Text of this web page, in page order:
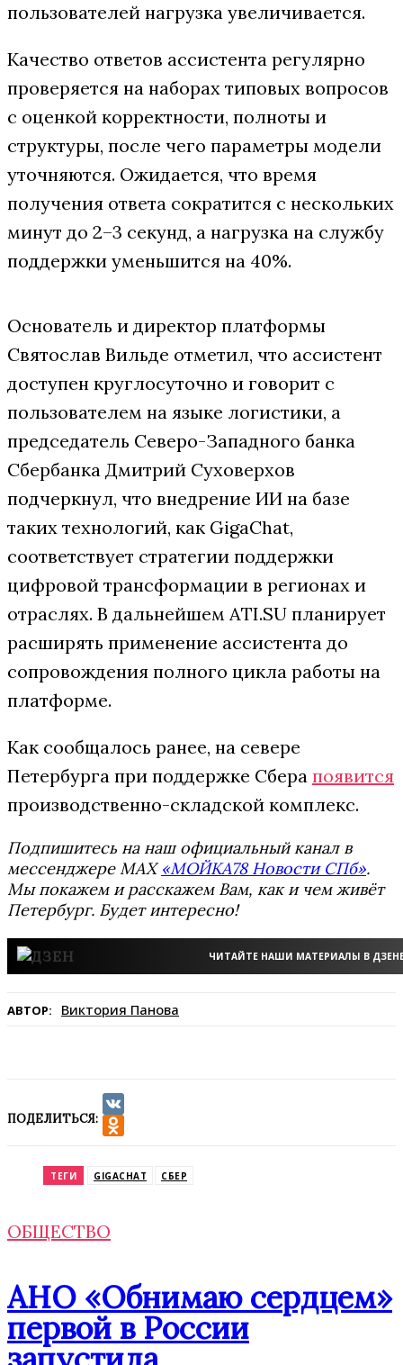
пользователей нагрузка увеличивается.
Качество ответов ассистента регулярно
проверяется на наборах типовых вопросов
с оценкой корректности, полноты и
структуры, после чего параметры модели
уточняются. Ожидается, что время
получения ответа сократится с нескольких
минут до 2–3 секунд, а нагрузка на службу
поддержки уменьшится на 40%.
Основатель и директор платформы
Святослав Вильде отметил, что ассистент
доступен круглосуточно и говорит с
пользователем на языке логистики, а
председатель Северо-Западного банка
Сбербанка Дмитрий Суховерхов
подчеркнул, что внедрение ИИ на базе
таких технологий, как GigaChat,
соответствует стратегии поддержки
цифровой трансформации в регионах и
отраслях. В дальнейшем ATI.SU планирует
расширять применение ассистента до
сопровождения полного цикла работы на
платформе.
Как сообщалось ранее, на севере
Петербурга при поддержке Сбера появится
производственно-складской комплекс.
Подпишитесь на наш официальный канал в
мессенджере MAX«МОЙКА78 Новости СПб».
Мы покажем и расскажем Вам, как и чем живёт
Петербург. Будет интересно!
ЧИТАЙТЕ НАШИ МАТЕРИАЛЫ В
АВТОР: Виктория Панова
ПОДЕЛИТЬСЯ:
VK
ТЕГИ GIGACHAT СБЕР
ОБЩЕСТВО
АНО «Обнимаю сердцем»
первой в России